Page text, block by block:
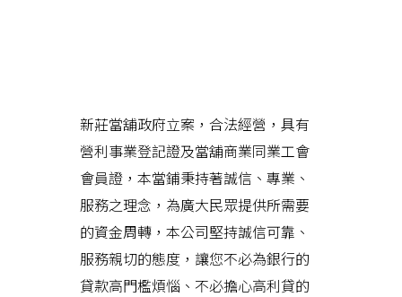
新莊當舖政府立案，合法經營，具有
營利事業登記證及當舖商業同業工會
會員證，本當鋪秉持著誠信、專業、
服務之理念，為廣大民眾提供所需要
的資金周轉，本公司堅持誠信可靠、
服務親切的態度，讓您不必為銀行的
貸款高門檻煩惱、不必擔心高利貸的